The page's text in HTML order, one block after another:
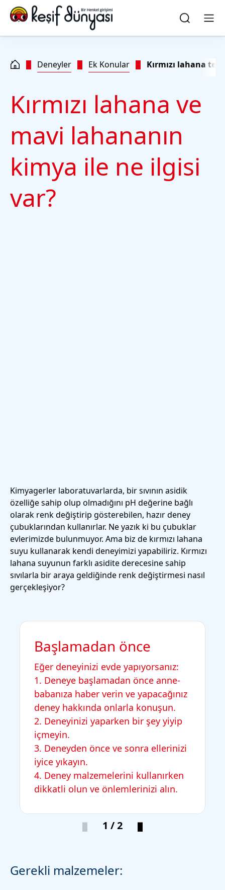
Skip to main content
Skip to footer
quick
Deneyler Ek Konular Kırmızı lahana
Kırmızı lahana ve
mavi lahananın
kimya ile ne ilgisi
var?
Kimyagerler laboratuvarlarda, bir sıvının asidik
özelliğe sahip olup olmadığını pH değerine bağlı
olarak renk değiştirip gösterebilen, hazır deney
çubuklarından kullanırlar. Ne yazık ki bu çubuklar
evlerimizde bulunmuyor. Ama biz de kırmızı lahana
suyu kullanarak kendi deneyimizi yapabiliriz. Kırmızı
lahana suyunun farklı asidite derecesine sahip
sıvılarla bir araya geldiğinde renk değiştirmesi nasıl
gerçekleşiyor?
Başlamadan önce
Eğer deneyinizi evde yapıyorsanız:
1. Deneye başlamadan önce anne-
babanıza haber verin ve yapacağınız
deney hakkında onlarla konuşun.
2. Deneyinizi yaparken bir şey yiyip
içmeyin.
3. Deneyden önce ve sonra ellerinizi
iyice yıkayın.
4. Deney malzemelerini kullanırken
dikkatli olun ve önlemlerinizi alın.
1 / 2
Gerekli malzemeler: